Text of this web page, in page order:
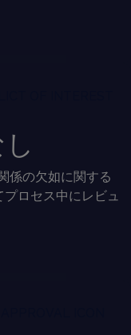
係の欠如に関する
ロセス中にレビュ